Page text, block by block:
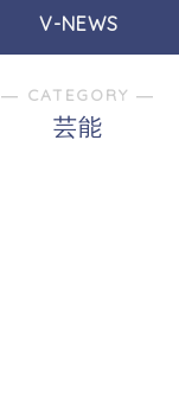
V-NEWS
― CATEGORY ―
芸能